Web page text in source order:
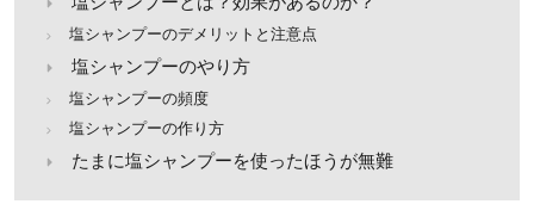
塩シャンプーのデメリットと注意点
塩シャンプーのやり方
塩シャンプーの頻度
塩シャンプーの作り方
たまに塩シャンプーを使ったほうが無難